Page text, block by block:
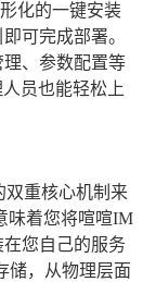
化的一键安装
可完成部署。
、参数配置等
员也能轻松上
双重核心机制来
味着您将喧喧IM
您自己的服务
储，从物理层面